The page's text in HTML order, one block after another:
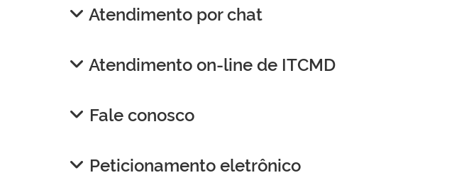
Atendimento por chat
Atendimento on-line de ITCMD
Fale conosco
Peticionamento eletrônico